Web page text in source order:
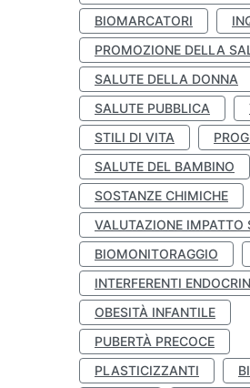
BIOMARCATORI
PROMOZIONE DELLA
SALUTE DELLA DONNA
SALUTE PUBBLICA
STILI DI VITA
SALUTE DEL BAMBINO
SOSTANZE CHIMICHE
VALUTAZIONE IMPATTO
BIOMONITORAGGIO
INTERFERENTI
OBESITÀ INFANTILE
PUBERTÀ PRECOCE
PLASTICIZZANTI